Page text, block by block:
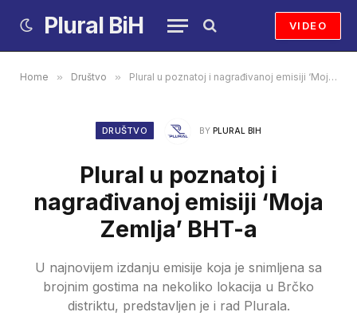
Plural BiH VIDEO
Home » Društvo » Plural u poznatoj i nagrađivanoj emisiji ‘Moja Zemlja’ BHT-a
DRUŠTVO BY PLURAL BIH
Plural u poznatoj i
nagrađivanoj emisiji ‘Moja
Zemlja’ BHT-a
U najnovijem izdanju emisije koja je snimljena sa
brojnim gostima na nekoliko lokacija u Brčko
distriktu, predstavljen je i rad Plurala.